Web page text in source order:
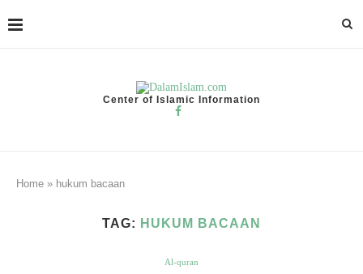
Center of Islamic Information
Home » hukum bacaan
TAG: HUKUM BACAAN
Al-quran